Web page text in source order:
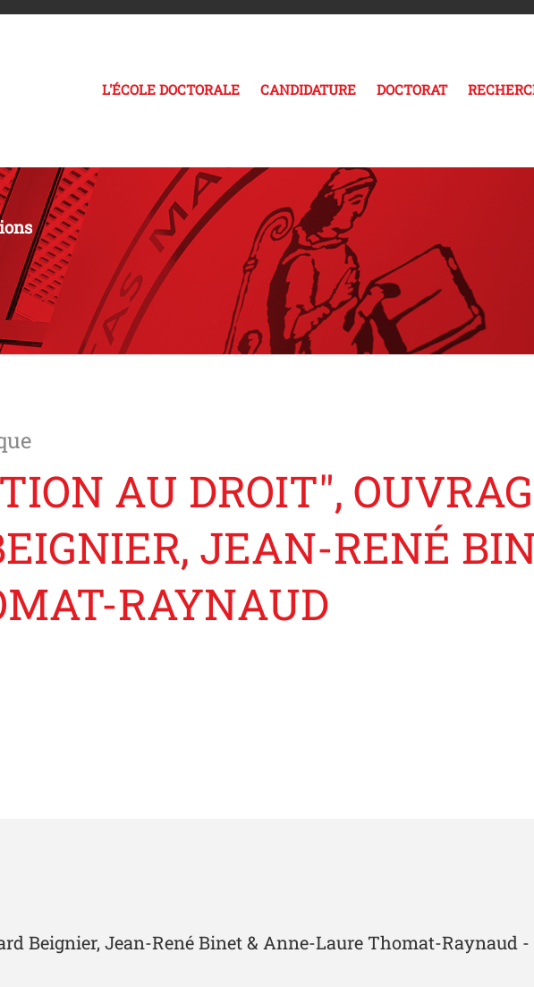
L'ÉCOLE DOCTORALE CANDIDATURE DOCTORAT
AU DROIT",
JEAN-RENÉ
RAYNAUD
Beignier, Jean-René Binet & Anne-Laure Thomat-Raynaud -